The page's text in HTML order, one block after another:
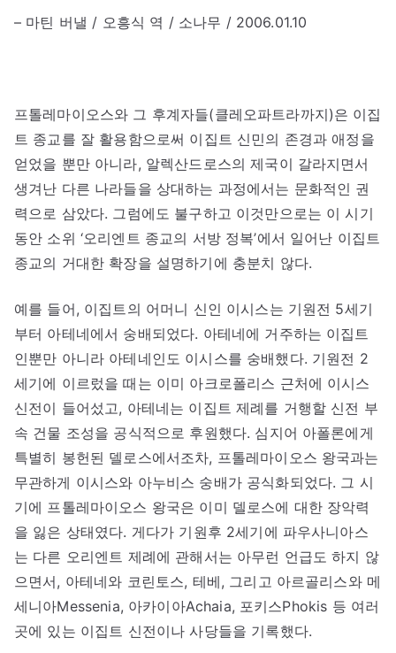
– 마틴 버낼 / 오흥식 역 / 소나무 / 2006.01.10
프톨레마이오스와 그 후계자들(클레오파트라까지)은 이집
트 종교를 잘 활용함으로써 이집트 신민의 존경과 애정을
얻었을 뿐만 아니라, 알렉산드로스의 제국이 갈라지면서
생겨난 다른 나라들을 상대하는 과정에서는 문화적인 권
력으로 삼았다. 그럼에도 불구하고 이것만으로는 이 시기
동안 소위 ‘오리엔트 종교의 서방 정복’에서 일어난 이집트
종교의 거대한 확장을 설명하기에 충분치 않다.
예를 들어, 이집트의 어머니 신인 이시스는 기원전 5세기
부터 아테네에서 숭배되었다. 아테네에 거주하는 이집트
인뿐만 아니라 아테네인도 이시스를 숭배했다. 기원전 2
세기에 이르렀을 때는 이미 아크로폴리스 근처에 이시스
신전이 들어섰고, 아테네는 이집트 제례를 거행할 신전 부
속 건물 조성을 공식적으로 후원했다. 심지어 아폴론에게
특별히 봉헌된 델로스에서조차, 프톨레마이오스 왕국과는
무관하게 이시스와 아누비스 숭배가 공식화되었다. 그 시
기에 프톨레마이오스 왕국은 이미 델로스에 대한 장악력
을 잃은 상태였다. 게다가 기원후 2세기에 파우사니아스
는 다른 오리엔트 제례에 관해서는 아무런 언급도 하지 않
으면서, 아테네와 코린토스, 테베, 그리고 아르골리스와 메
세니아Messenia, 아카이아Achaia, 포키스Phokis 등 여러
곳에 있는 이집트 신전이나 사당들을 기록했다.